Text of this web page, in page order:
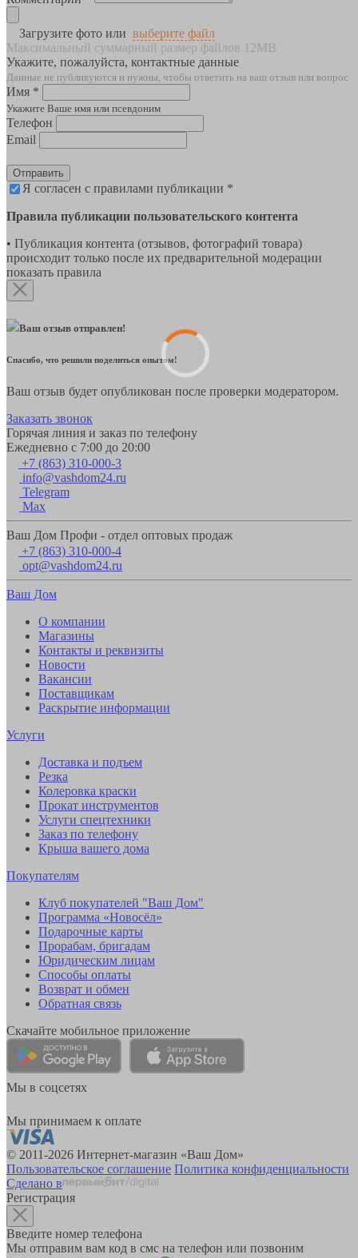
Загрузите фото или выберите файл
Максимальный суммарный размер файлов 12MB
Укажите, пожалуйста, контактные данные
Данные не публикуются и нужны, чтобы ответить на ваш отзыв или вопрос
Имя *
Укажите Ваше имя или псевдоним
Телефон
Email
Отправить
Я согласен с правилами публикации *
Правила публикации пользовательского контента
• Публикация контента (отзывов, фотографий товара)
происходит только после их предварительной модерации
показать правила
Ваш отзыв отправлен!
Спасибо, что решили поделиться опытом!
Ваш отзыв будет опубликован после проверки модератором.
Заказать звонок
Горячая линия и заказ по телефону
Ежедневно с 7:00 до 20:00
+7 (863) 310-000-3
info@vashdom24.ru
Telegram
Max
Ваш Дом Профи - отдел оптовых продаж
+7 (863) 310-000-4
opt@vashdom24.ru
Ваш Дом
О компании
Магазины
Контакты и реквизиты
Новости
Вакансии
Поставщикам
Раскрытие информации
Услуги
Доставка и подъем
Резка
Колеровка краски
Прокат инструментов
Услуги спецтехники
Заказ по телефону
Крыша вашего дома
Покупателям
Клуб покупателей "Ваш Дом"
Программа «Новосёл»
Подарочные карты
Прорабам, бригадам
Юридическим лицам
Способы оплаты
Возврат и обмен
Обратная связь
Скачайте мобильное приложение
Мы в соцсетях
Мы принимаем к оплате
© 2011-2026 Интернет-магазин «Ваш Дом»
Пользовательское соглашение Политика конфиденциальности
Сделано в
Регистрация
Введите номер телефона
Мы отправим вам код в смс на телефон или позвоним